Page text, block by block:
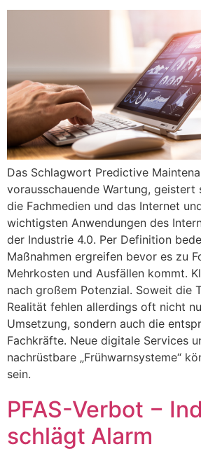
Das Schlagwort Predictive
vorausschauende Wartung, geistert
die Fachmedien und das Internet
wichtigsten Anwendungen des
der Industrie 4.0. Per Definition
Maßnahmen ergreifen bevor es zu
Mehrkosten und Ausfällen kommt.
nach großem Potenzial. Soweit die
Realität fehlen allerdings oft nicht
Umsetzung, sondern auch die
Fachkräfte. Neue digitale Services
nachrüstbare „Frühwarnsysteme“
sein.
PFAS-Verbot −
schlägt Alarm